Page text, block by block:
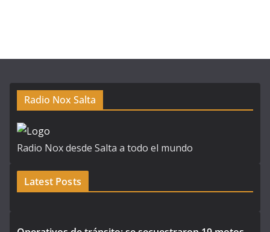
Radio Nox Salta
Radio Nox desde Salta a todo el mundo
Latest Posts